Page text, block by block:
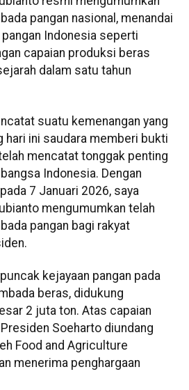
pangan nasional, menandai
Indonesia seperti
capaian produksi beras
dalam satu tahun
suatu kemenangan yang
hari ini saudara memberi bukti
mencatat tonggak penting
Indonesia. Dengan
7 Januari 2026, saya
mengumumkan telah
pangan bagi rakyat
kejayaan pangan pada
beras, didukung
2 juta ton. Atas capaian
Soeharto diundang
Food and Agriculture
menerima penghargaan